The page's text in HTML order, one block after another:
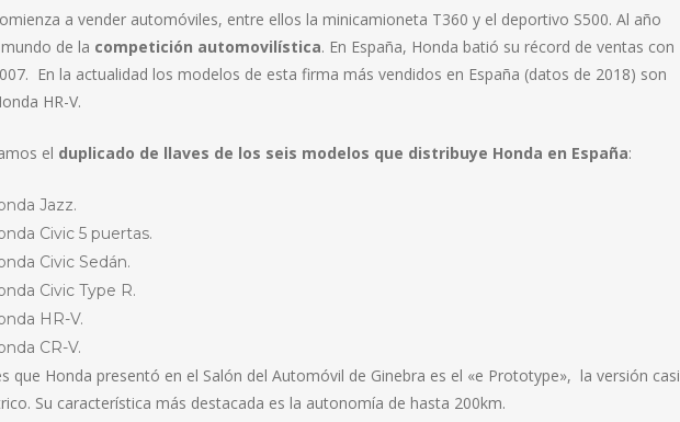
a vender automóviles, entre ellos la minicamioneta T360 y el deportivo S500. Al año
de la competición automovilística. En España, Honda batió su récord de ventas con
En la actualidad los modelos de esta firma más vendidos en España (datos de 2018) son
HR-V.
el duplicado de llaves de los seis modelos que distribuye Honda en España:
Jazz.
Civic 5 puertas.
Civic Sedán.
Civic Type R.
HR-V.
CR-V.
que Honda presentó en el Salón del Automóvil de Ginebra es el «e Prototype», la versión casi
Su característica más destacada es la autonomía de hasta 200km.